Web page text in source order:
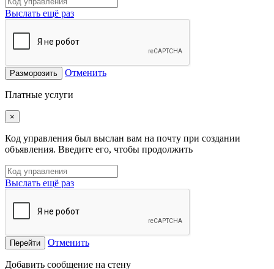
Выслать ещё раз
Разморозить Отменить
Платные услуги
×
Код управления был выслан вам на почту при создании
объявления. Введите его, чтобы продолжить
Выслать ещё раз
Перейти Отменить
Добавить сообщение на стену